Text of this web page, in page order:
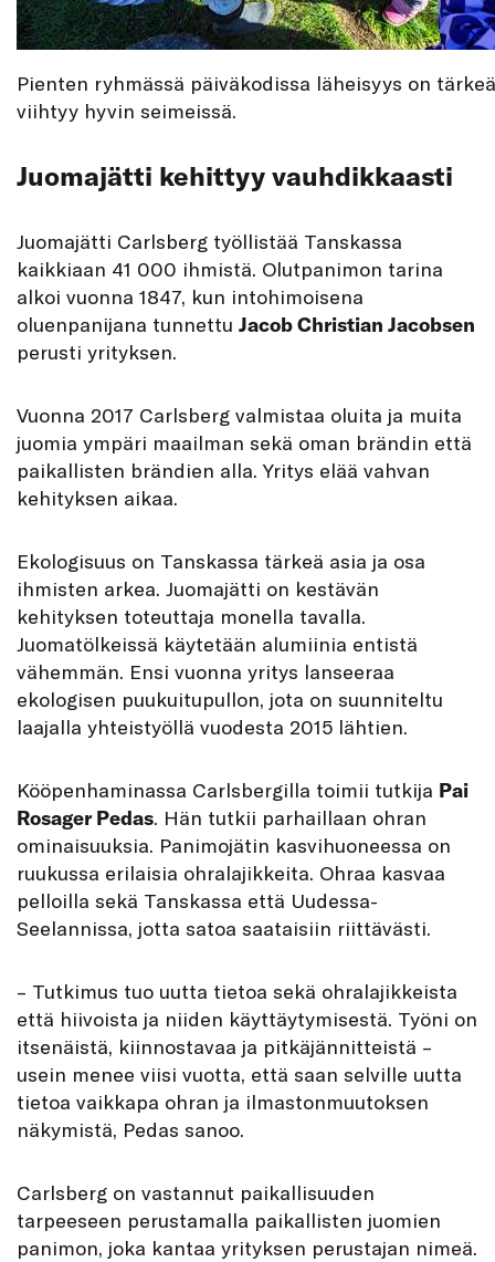
Pienten ryhmässä päiväkodissa läheisyys on
viihtyy hyvin seimeissä.
Juomajätti kehittyy vauhdikkaasti
Juomajätti Carlsberg työllistää Tanskassa
kaikkiaan 41 000 ihmistä. Olutpanimon tarina
alkoi vuonna 1847, kun intohimoisena
oluenpanijana tunnettu Jacob Christian Jacobsen
perusti yrityksen.
Vuonna 2017 Carlsberg valmistaa oluita ja muita
juomia ympäri maailman sekä oman brändin että
paikallisten brändien alla. Yritys elää vahvan
kehityksen aikaa.
Ekologisuus on Tanskassa tärkeä asia ja osa
ihmisten arkea. Juomajätti on kestävän
kehityksen toteuttaja monella tavalla.
Juomatölkeissä käytetään alumiinia entistä
vähemmän. Ensi vuonna yritys lanseeraa
ekologisen puukuitupullon, jota on suunniteltu
laajalla yhteistyöllä vuodesta 2015 lähtien.
Kööpenhaminassa Carlsbergilla toimii tutkija Pai
Rosager Pedas. Hän tutkii parhaillaan ohran
ominaisuuksia. Panimojätin kasvihuoneessa on
ruukussa erilaisia ohralajikkeita. Ohraa kasvaa
pelloilla sekä Tanskassa että Uudessa-
Seelannissa, jotta satoa saataisiin riittävästi.
– Tutkimus tuo uutta tietoa sekä ohralajikkeista
että hiivoista ja niiden käyttäytymisestä. Työni on
itsenäistä, kiinnostavaa ja pitkäjännitteistä –
usein menee viisi vuotta, että saan selville uutta
tietoa vaikkapa ohran ja ilmastonmuutoksen
näkymistä, Pedas sanoo.
Carlsberg on vastannut paikallisuuden
tarpeeseen perustamalla paikallisten juomien
panimon, joka kantaa yrityksen perustajan nimeä.